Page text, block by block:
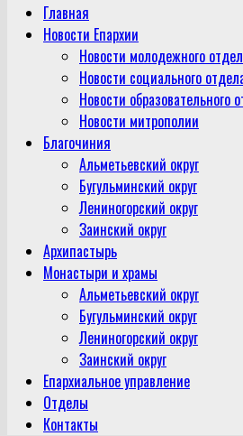
Главная
Новости Епархии
Новости молодежного
Новости социального
Новости образовательного
Новости митрополии
Благочиния
Альметьевский округ
Бугульминский округ
Лениногорский округ
Заинский округ
Архипастырь
Монастыри и храмы
Альметьевский округ
Бугульминский округ
Лениногорский округ
Заинский округ
Епархиальное управление
Отделы
Контакты